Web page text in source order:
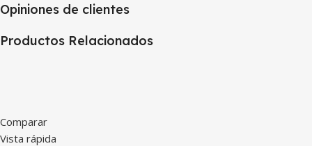
Opiniones de clientes
Productos Relacionados
Comparar
Vista rápida